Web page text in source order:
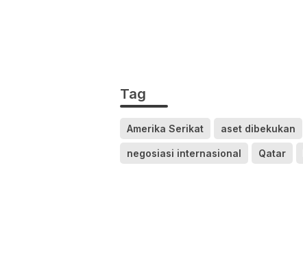
Tag
Amerika Serikat aset dibekukan
negosiasi internasional Qatar